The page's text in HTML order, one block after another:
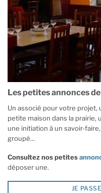
Les petites annonces
Un associé pour votre
petite maison dans la prairie,
une initiation à un savoir-
groupé...
Consultez nos petites
déposer une.
JE